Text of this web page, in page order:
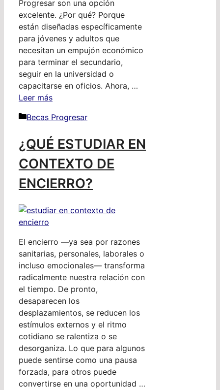
Progresar son una opción
excelente. ¿Por qué? Porque
están diseñadas específicamente
para jóvenes y adultos que
necesitan un empujón económico
para terminar el secundario,
seguir en la universidad o
capacitarse en oficios. Ahora, …
Leer más
Categorías
Becas Progresar
¿QUÉ ESTUDIAR EN
CONTEXTO DE
ENCIERRO?
El encierro —ya sea por razones
sanitarias, personales, laborales o
incluso emocionales— transforma
radicalmente nuestra relación con
el tiempo. De pronto,
desaparecen los
desplazamientos, se reducen los
estímulos externos y el ritmo
cotidiano se ralentiza o se
desorganiza. Lo que para algunos
puede sentirse como una pausa
forzada, para otros puede
convertirse en una oportunidad …